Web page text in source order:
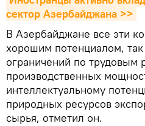
сектор Азербайджана >>
В Азербайджане все эти
хорошим потенциалом, так
ограничений по трудовым
производственных
интеллектуальному
природных ресурсов
сырья, отметил он.